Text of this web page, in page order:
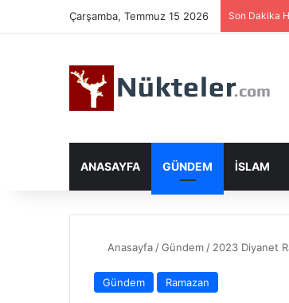
Çarşamba, Temmuz 15 2026 Son Dakika
ANASAYFA GÜNDEM İSLAM
Anasayfa /Gündem / 2023 Diyanet
Gündem Ramazan